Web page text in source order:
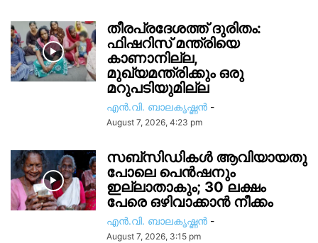
തീരപ്രദേശത്ത് ദുരിതം:
ഫിഷറിസ്‌ മന്ത്രിയെ
കാണാനില്ല,
മുഖ്യമന്ത്രിക്കും ഒരു
മറുപടിയുമില്ല
എൻ.വി. ബാലകൃഷ്ണൻ -
August 7, 2026, 4:23 pm
സബ്സിഡികൾ ആവിയായതു
പോലെ പെൻഷനും
ഇല്ലാതാകും; 30 ലക്ഷം
പേരെ ഒഴിവാക്കാൻ നീക്കം
എൻ.വി. ബാലകൃഷ്ണൻ -
August 7, 2026, 3:15 pm